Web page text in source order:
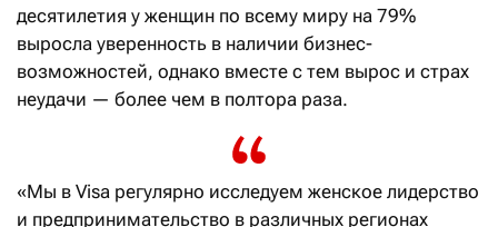
десятилетия у женщин по всему миру на 79%
выросла уверенность в наличии бизнес-
возможностей, однако вместе с тем вырос и страх
неудачи — более чем в полтора раза.
«Мы в Visa регулярно исследуем женское лидерство
и предпринимательство в различных регионах